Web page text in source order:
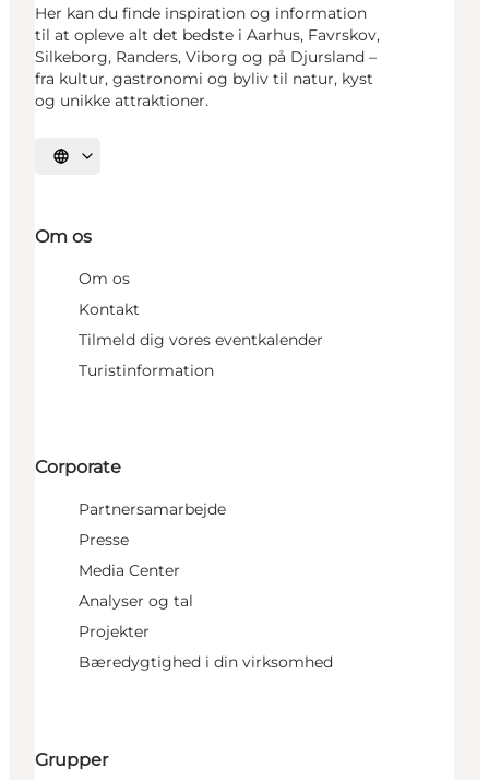
Her kan du finde inspiration og information
til at opleve alt det bedste i Aarhus, Favrskov,
Silkeborg, Randers, Viborg og på Djursland –
fra kultur, gastronomi og byliv til natur, kyst
og unikke attraktioner.
Vælg sprog
Om os
Om os
Kontakt
Tilmeld dig vores eventkalender
Turistinformation
Corporate
Partnersamarbejde
Presse
Media Center
Analyser og tal
Projekter
Bæredygtighed i din virksomhed
Grupper